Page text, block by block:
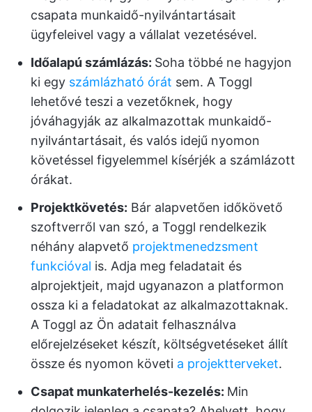
csapata munkaidő-nyilvántartásait
ügyfeleivel vagy a vállalat vezetésével.
Időalapú számlázás: Soha többé ne hagyjon
ki egy számlázható órát sem. A Toggl
lehetővé teszi a vezetőknek, hogy
jóváhagyják az alkalmazottak munkaidő-
nyilvántartásait, és valós idejű nyomon
követéssel figyelemmel kísérjék a számlázott
órákat.
Projektkövetés: Bár alapvetően időkövető
szoftverről van szó, a Toggl rendelkezik
néhány alapvető projektmenedzsment
funkcióval is. Adja meg feladatait és
alprojektjeit, majd ugyanazon a platformon
ossza ki a feladatokat az alkalmazottaknak.
A Toggl az Ön adatait felhasználva
előrejelzéseket készít, költségvetéseket állít
össze és nyomon követi a projektterveket.
Csapat munkaterhelés-kezelés: Min